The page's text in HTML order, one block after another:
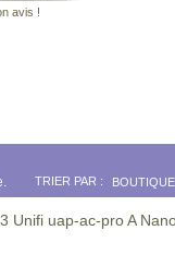
avis !
TRIER PAR : BOUTIQUE
Unifi uap-ac-pro A